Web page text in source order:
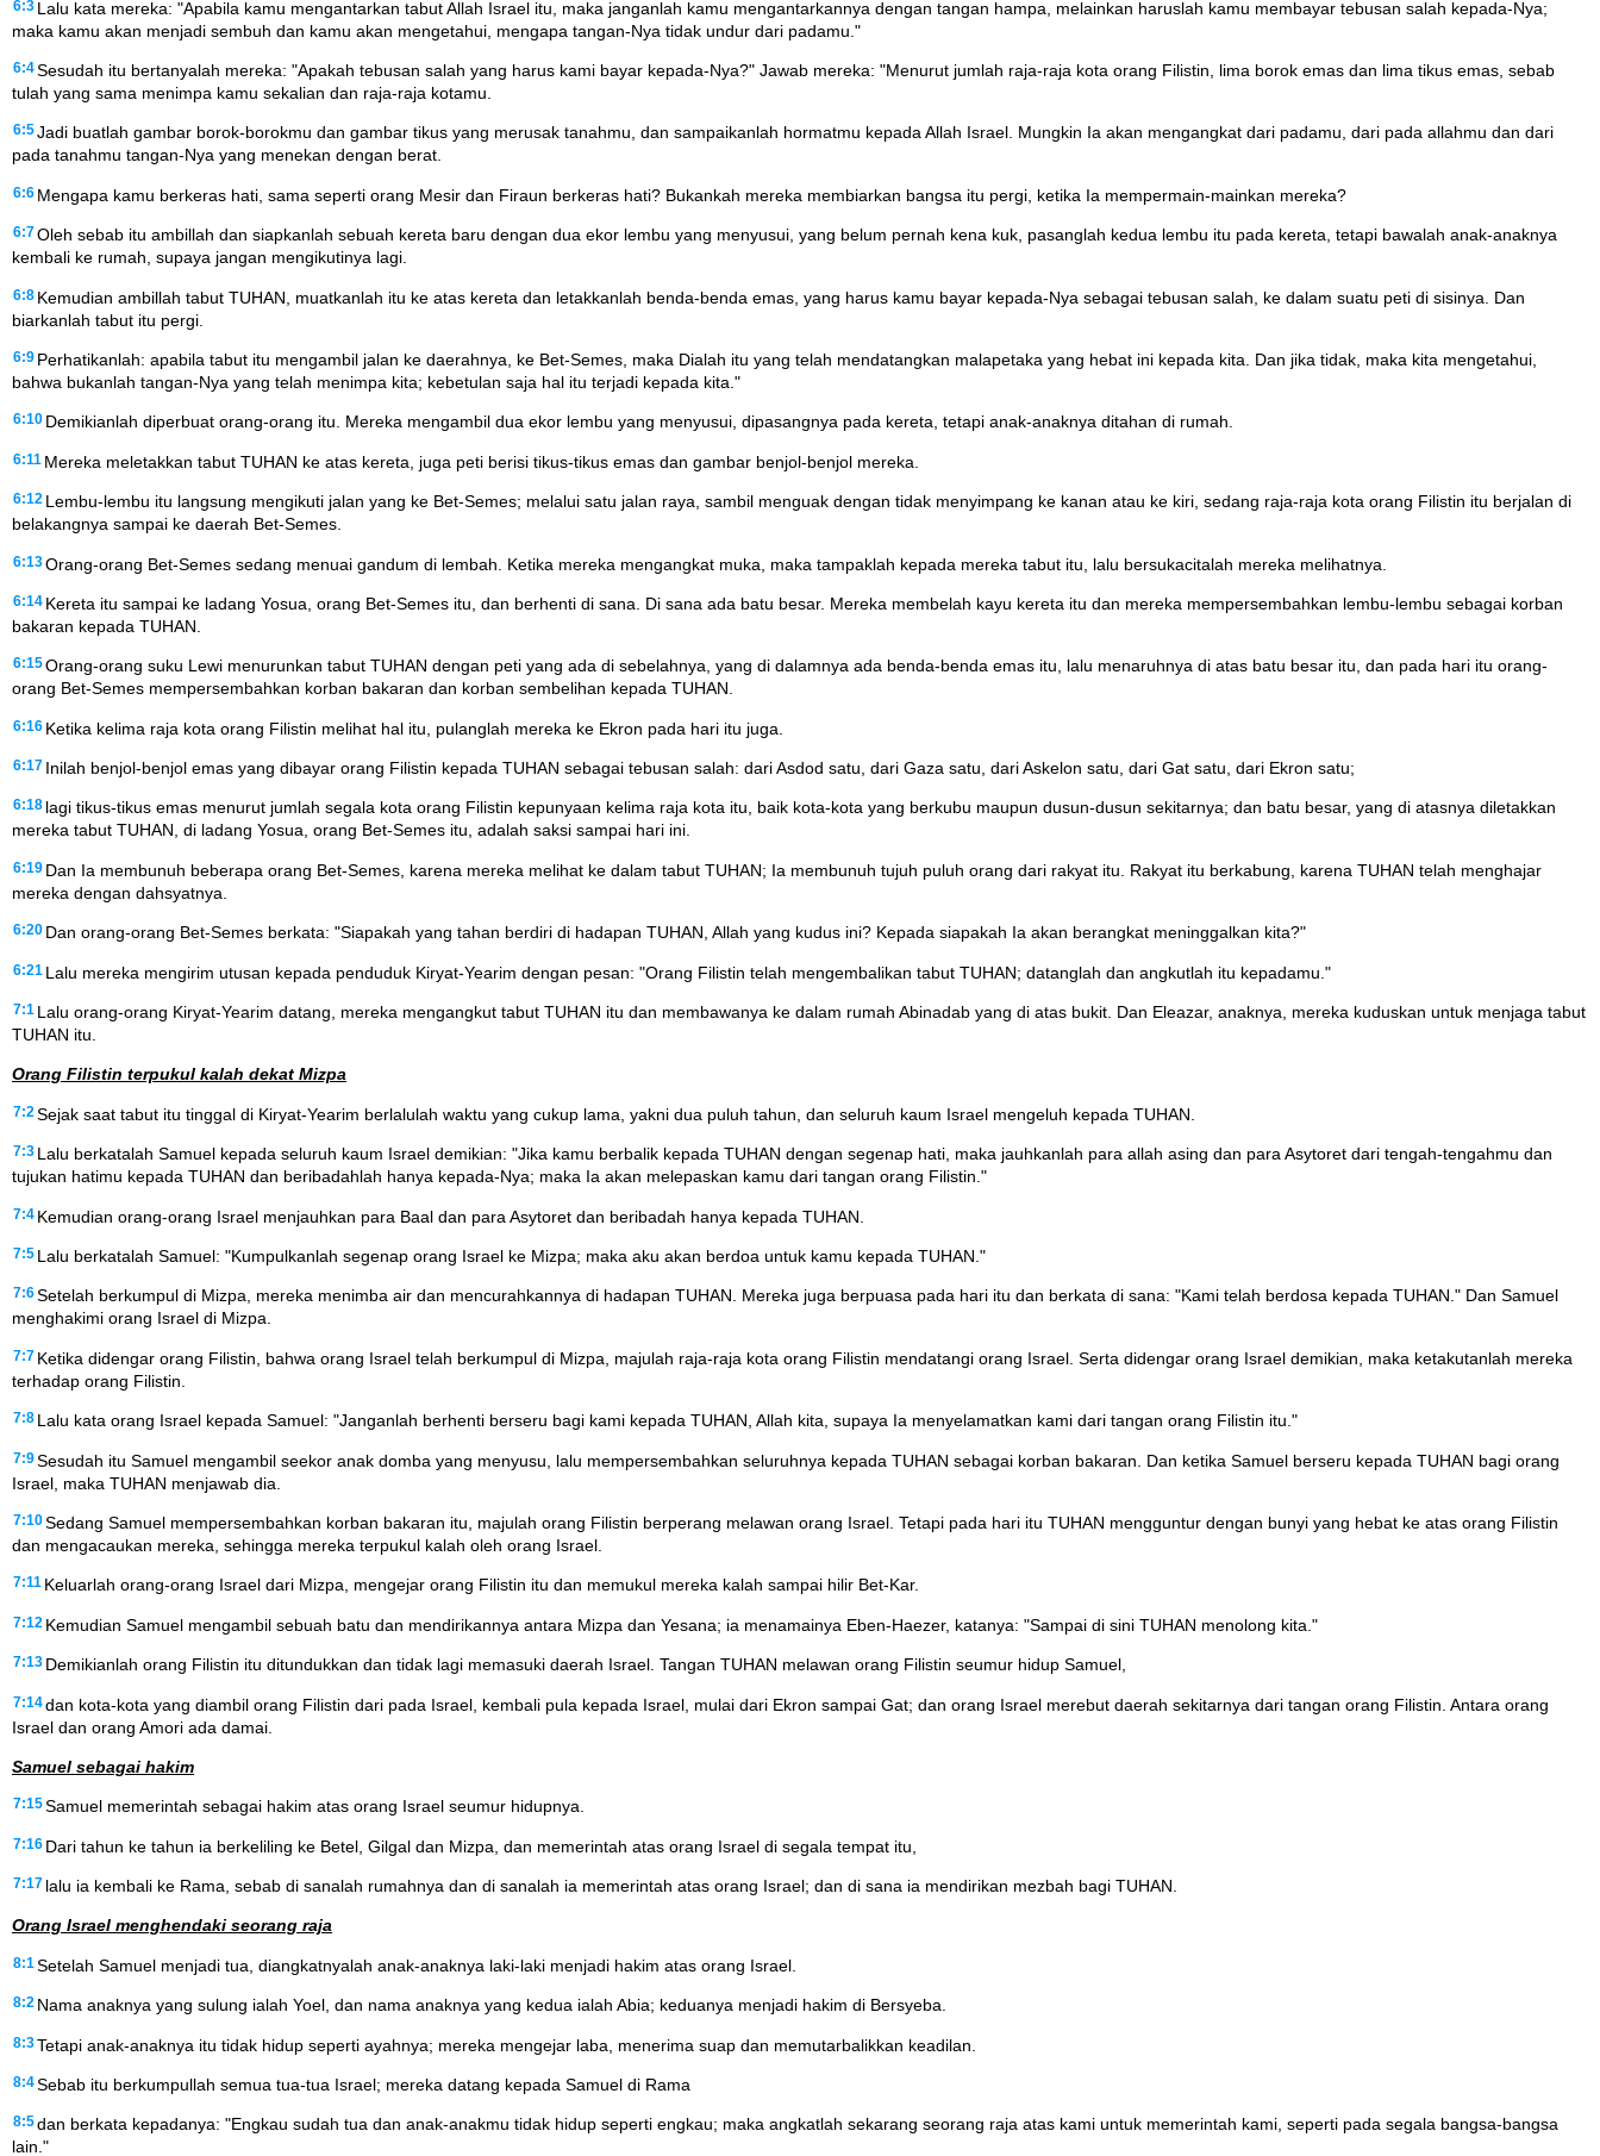
6:3 Lalu kata mereka: "Apabila kamu mengantarkan tabut Allah Israel itu, maka janganlah kamu mengantarkannya dengan tangan hampa, melainkan haruslah kamu membayar tebusan salah kepada-Nya;
maka kamu akan menjadi sembuh dan kamu akan mengetahui, mengapa tangan-Nya tidak undur dari padamu."
6:4Sesudah itu bertanyalah mereka: "Apakah tebusan salah yang harus kami bayar kepada-Nya?" Jawab mereka: "Menurut jumlah raja-raja kota orang Filistin, lima borok emas dan lima tikus emas, sebab
tulah yang sama menimpa kamu sekalian dan raja-raja kotamu.
6:5Jadi buatlah gambar borok-borokmu dan gambar tikus yang merusak tanahmu, dan sampaikanlah hormatmu kepada Allah Israel. Mungkin Ia akan mengangkat dari padamu, dari pada allahmu dan dari
pada tanahmu tangan-Nya yang menekan dengan berat.
6:6 Mengapa kamu berkeras hati, sama seperti orang Mesir dan Firaun berkeras hati? Bukankah mereka membiarkan bangsa itu pergi, ketika Ia mempermain-mainkan mereka?
6:7Oleh sebab itu ambillah dan siapkanlah sebuah kereta baru dengan dua ekor lembu yang menyusui, yang belum pernah kena kuk, pasanglah kedua lembu itu pada kereta, tetapi bawalah anak-anaknya
kembali ke rumah, supaya jangan mengikutinya lagi.
6:8 Kemudian ambillah tabut TUHAN, muatkanlah itu ke atas kereta dan letakkanlah benda-benda emas, yang harus kamu bayar kepada-Nya sebagai tebusan salah, ke dalam suatu peti di sisinya. Dan
biarkanlah tabut itu pergi.
6:9 Perhatikanlah: apabila tabut itu mengambil jalan ke daerahnya, ke Bet-Semes, maka Dialah itu yang telah mendatangkan malapetaka yang hebat ini kepada kita. Dan jika tidak, maka kita mengetahui,
bahwa bukanlah tangan-Nya yang telah menimpa kita; kebetulan saja hal itu terjadi kepada kita."
6:10 Demikianlah diperbuat orang-orang itu. Mereka mengambil dua ekor lembu yang menyusui, dipasangnya pada kereta, tetapi anak-anaknya ditahan di rumah.
6:11 Mereka meletakkan tabut TUHAN ke atas kereta, juga peti berisi tikus-tikus emas dan gambar benjol-benjol mereka.
6:12 Lembu-lembu itu langsung mengikuti jalan yang ke Bet-Semes; melalui satu jalan raya, sambil menguak dengan tidak menyimpang ke kanan atau ke kiri, sedang raja-raja kota orang Filistin itu berjalan di
belakangnya sampai ke daerah Bet-Semes.
6:13Orang-orang Bet-Semes sedang menuai gandum di lembah. Ketika mereka mengangkat muka, maka tampaklah kepada mereka tabut itu, lalu bersukacitalah mereka melihatnya.
6:14 Kereta itu sampai ke ladang Yosua, orang Bet-Semes itu, dan berhenti di sana. Di sana ada batu besar. Mereka membelah kayu kereta itu dan mereka mempersembahkan lembu-lembu sebagai korban
bakaran kepada TUHAN.
6:15Orang-orang suku Lewi menurunkan tabut TUHAN dengan peti yang ada di sebelahnya, yang di dalamnya ada benda-benda emas itu, lalu menaruhnya di atas batu besar itu, dan pada hari itu orang-
orang Bet-Semes mempersembahkan korban bakaran dan korban sembelihan kepada TUHAN.
6:16 Ketika kelima raja kota orang Filistin melihat hal itu, pulanglah mereka ke Ekron pada hari itu juga.
6:17 Inilah benjol-benjol emas yang dibayar orang Filistin kepada TUHAN sebagai tebusan salah: dari Asdod satu, dari Gaza satu, dari Askelon satu, dari Gat satu, dari Ekron satu;
6:18 lagi tikus-tikus emas menurut jumlah segala kota orang Filistin kepunyaan kelima raja kota itu, baik kota-kota yang berkubu maupun dusun-dusun sekitarnya; dan batu besar, yang di atasnya diletakkan
mereka tabut TUHAN, di ladang Yosua, orang Bet-Semes itu, adalah saksi sampai hari ini.
6:19 Dan Ia membunuh beberapa orang Bet-Semes, karena mereka melihat ke dalam tabut TUHAN; Ia membunuh tujuh puluh orang dari rakyat itu. Rakyat itu berkabung, karena TUHAN telah menghajar
mereka dengan dahsyatnya.
6:20 Dan orang-orang Bet-Semes berkata: "Siapakah yang tahan berdiri di hadapan TUHAN, Allah yang kudus ini? Kepada siapakah Ia akan berangkat meninggalkan kita?"
6:21 Lalu mereka mengirim utusan kepada penduduk Kiryat-Yearim dengan pesan: "Orang Filistin telah mengembalikan tabut TUHAN; datanglah dan angkutlah itu kepadamu."
7:1 Lalu orang-orang Kiryat-Yearim datang, mereka mengangkut tabut TUHAN itu dan membawanya ke dalam rumah Abinadab yang di atas bukit. Dan Eleazar, anaknya, mereka kuduskan untuk menjaga tabut
TUHAN itu.
Orang Filistin terpukul kalah dekat Mizpa
7:2 Sejak saat tabut itu tinggal di Kiryat-Yearim berlalulah waktu yang cukup lama, yakni dua puluh tahun, dan seluruh kaum Israel mengeluh kepada TUHAN.
7:3 Lalu berkatalah Samuel kepada seluruh kaum Israel demikian: "Jika kamu berbalik kepada TUHAN dengan segenap hati, maka jauhkanlah para allah asing dan para Asytoret dari tengah-tengahmu dan
tujukan hatimu kepada TUHAN dan beribadahlah hanya kepada-Nya; maka Ia akan melepaskan kamu dari tangan orang Filistin."
7:4 Kemudian orang-orang Israel menjauhkan para Baal dan para Asytoret dan beribadah hanya kepada TUHAN.
7:5 Lalu berkatalah Samuel: "Kumpulkanlah segenap orang Israel ke Mizpa; maka aku akan berdoa untuk kamu kepada TUHAN."
7:6Setelah berkumpul di Mizpa, mereka menimba air dan mencurahkannya di hadapan TUHAN. Mereka juga berpuasa pada hari itu dan berkata di sana: "Kami telah berdosa kepada TUHAN." Dan Samuel
menghakimi orang Israel di Mizpa.
7:7 Ketika didengar orang Filistin, bahwa orang Israel telah berkumpul di Mizpa, majulah raja-raja kota orang Filistin mendatangi orang Israel. Serta didengar orang Israel demikian, maka ketakutanlah mereka
terhadap orang Filistin.
7:8 Lalu kata orang Israel kepada Samuel: "Janganlah berhenti berseru bagi kami kepada TUHAN, Allah kita, supaya Ia menyelamatkan kami dari tangan orang Filistin itu."
7:9Sesudah itu Samuel mengambil seekor anak domba yang menyusu, lalu mempersembahkan seluruhnya kepada TUHAN sebagai korban bakaran. Dan ketika Samuel berseru kepada TUHAN bagi orang
Israel, maka TUHAN menjawab dia.
7:10Sedang Samuel mempersembahkan korban bakaran itu, majulah orang Filistin berperang melawan orang Israel. Tetapi pada hari itu TUHAN mengguntur dengan bunyi yang hebat ke atas orang Filistin
dan mengacaukan mereka, sehingga mereka terpukul kalah oleh orang Israel.
7:11 Keluarlah orang-orang Israel dari Mizpa, mengejar orang Filistin itu dan memukul mereka kalah sampai hilir Bet-Kar.
7:12 Kemudian Samuel mengambil sebuah batu dan mendirikannya antara Mizpa dan Yesana; ia menamainya Eben-Haezer, katanya: "Sampai di sini TUHAN menolong kita."
7:13 Demikianlah orang Filistin itu ditundukkan dan tidak lagi memasuki daerah Israel. Tangan TUHAN melawan orang Filistin seumur hidup Samuel,
7:14dan kota-kota yang diambil orang Filistin dari pada Israel, kembali pula kepada Israel, mulai dari Ekron sampai Gat; dan orang Israel merebut daerah sekitarnya dari tangan orang Filistin. Antara orang
Israel dan orang Amori ada damai.
Samuel sebagai hakim
7:15Samuel memerintah sebagai hakim atas orang Israel seumur hidupnya.
7:16 Dari tahun ke tahun ia berkeliling ke Betel, Gilgal dan Mizpa, dan memerintah atas orang Israel di segala tempat itu,
7:17 lalu ia kembali ke Rama, sebab di sanalah rumahnya dan di sanalah ia memerintah atas orang Israel; dan di sana ia mendirikan mezbah bagi TUHAN.
Orang Israel menghendaki seorang raja
8:1 Setelah Samuel menjadi tua, diangkatnyalah anak-anaknya laki-laki menjadi hakim atas orang Israel.
8:2 Nama anaknya yang sulung ialah Yoel, dan nama anaknya yang kedua ialah Abia; keduanya menjadi hakim di Bersyeba.
8:3Tetapi anak-anaknya itu tidak hidup seperti ayahnya; mereka mengejar laba, menerima suap dan memutarbalikkan keadilan.
8:4Sebab itu berkumpullah semua tua-tua Israel; mereka datang kepada Samuel di Rama
8:5dan berkata kepadanya: "Engkau sudah tua dan anak-anakmu tidak hidup seperti engkau; maka angkatlah sekarang seorang raja atas kami untuk memerintah kami, seperti pada segala bangsa-bangsa
lain."